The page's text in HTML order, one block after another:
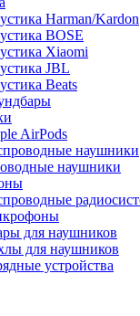
Harman/Kardon
BOSE
Xiaomi
JBL
Beats
AirPods
наушники
наушники
для наушников
для наушников
устройства